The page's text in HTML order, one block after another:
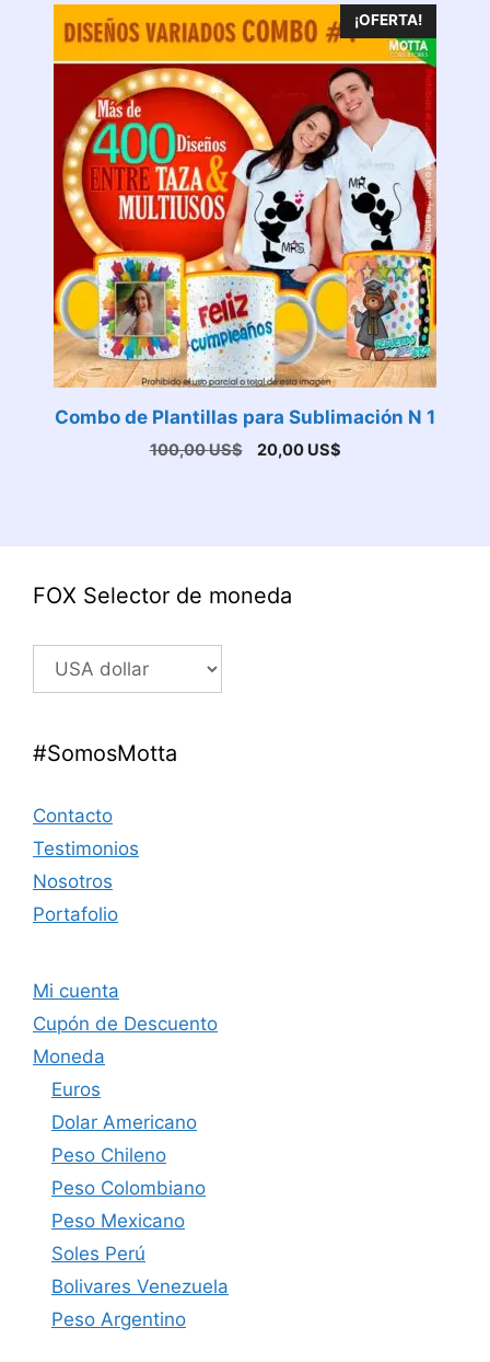
original
era:
50,00 US$.
actual
es:
15,00 US$.
¡OFERTA!
Combo de Plantillas para Sublimación N 1
100,00US$
El
20,00 US$El
FOX Selector de moneda
#SomosMotta
Contacto
Testimonios
Nosotros
Portafolio
Mi cuenta
Cupón de Descuento
Moneda
Euros
Dolar Americano
Peso Chileno
Peso Colombiano
Peso Mexicano
Soles Perú
Bolivares Venezuela
Peso Argentino